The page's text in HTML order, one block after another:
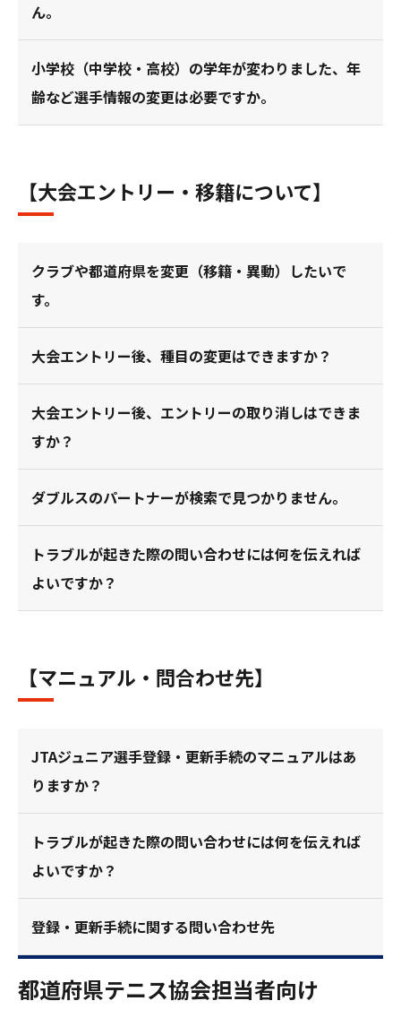
ん。
小学校（中学校・高校）の学年が変わりました、年
齢など選手情報の変更は必要ですか。
【大会エントリー・移籍について】
クラブや都道府県を変更（移籍・異動）したいで
す。
大会エントリー後、種目の変更はできますか？
大会エントリー後、エントリーの取り消しはできま
すか？
ダブルスのパートナーが検索で見つかりません。
トラブルが起きた際の問い合わせには何を伝えれば
よいですか？
【マニュアル・問合わせ先】
JTAジュニア選手登録・更新手続のマニュアルはあ
りますか？
トラブルが起きた際の問い合わせには何を伝えれば
よいですか？
登録・更新手続に関する問い合わせ先
都道府県テニス協会担当者向け